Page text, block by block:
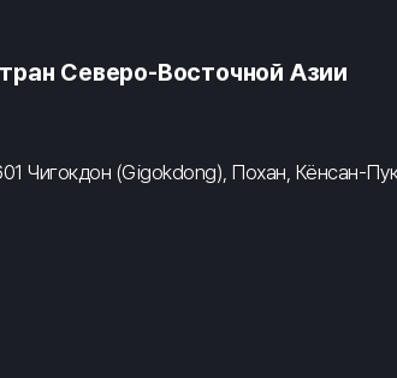
Северо-Восточной Азии
Чигокдон (Gigokdong), Похан, Кёнсан-